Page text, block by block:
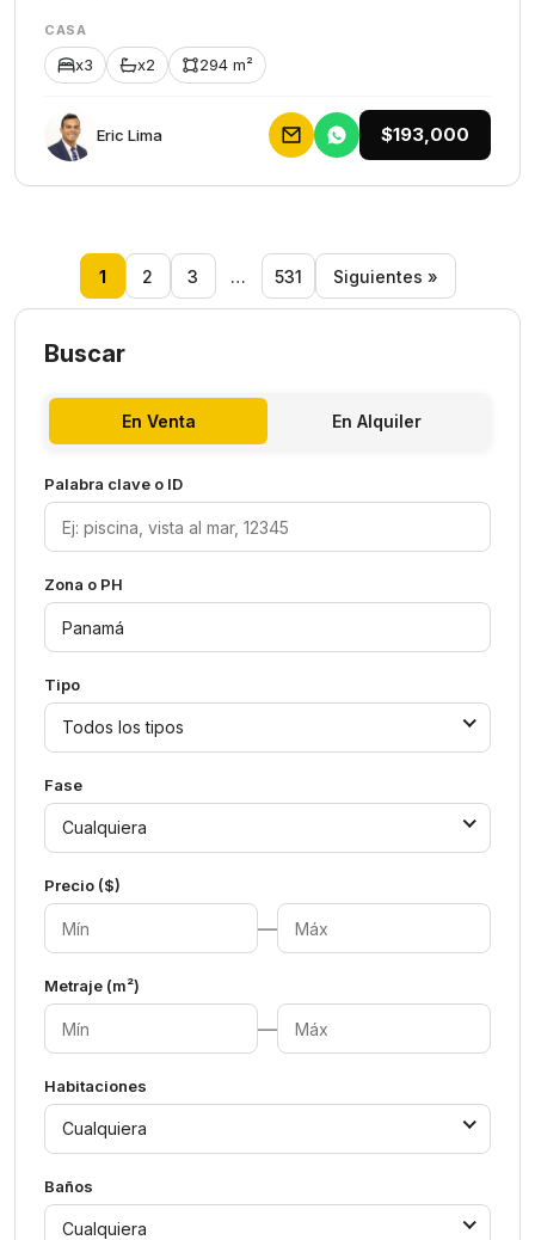
CASA
x3 x2 294 m²
Eric Lima $193,000
1 2 3 … 531 Siguientes »
Buscar
En Venta En Alquiler
Palabra clave o ID
Zona o PH
Tipo
Todos los tipos
Fase
Cualquiera
Precio ($)
—
Metraje (m²)
—
Habitaciones
Cualquiera
Baños
Cualquiera